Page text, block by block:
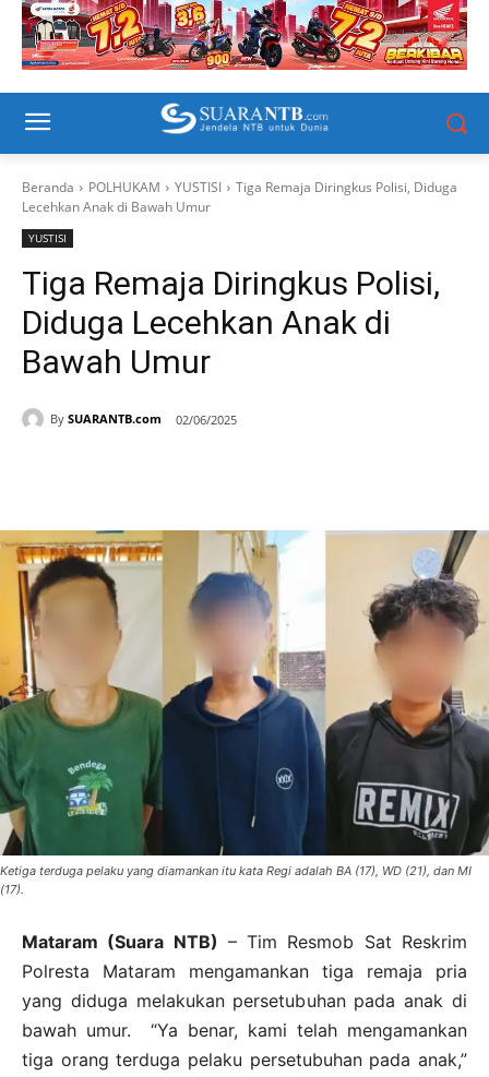
Beranda POLHUKAM YUSTISI
Tiga Remaja Diringkus Polisi, Diduga
Lecehkan Anak di Bawah Umur
YUSTISI
Tiga Remaja Diringkus Polisi,
Diduga Lecehkan Anak di
Bawah Umur
By SUARANTB.com 02/06/2025
Ketiga terduga pelaku yang diamankan itu kata Regi adalah BA (17), WD (21), dan MI
(17).
Mataram (Suara NTB) – Tim Resmob Sat Reskrim
Polresta Mataram mengamankan tiga remaja pria
yang diduga melakukan persetubuhan pada anak di
bawah umur. “Ya benar, kami telah mengamankan
tiga orang terduga pelaku persetubuhan pada anak,”